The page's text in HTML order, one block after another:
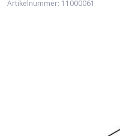
Artikelnummer: 11000061